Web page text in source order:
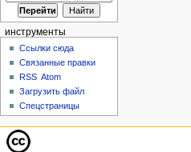
инструменты
Ссылки сюда
Связанные правки
RSS Atom
Загрузить файл
Спецстраницы